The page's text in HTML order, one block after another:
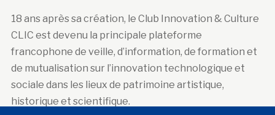
18 ans après sa création, le Club Innovation & Culture
CLIC est devenu la principale plateforme
francophone de veille, d’information, de formation et
de mutualisation sur l’innovation technologique et
sociale dans les lieux de patrimoine artistique,
historique et scientifique.